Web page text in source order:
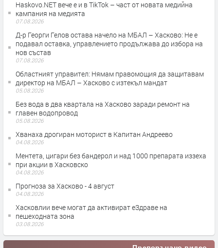
Haskovo.NET вече е и в TikTok – част от новата медийна
кампания на медията
07.08.2026
Д-р Георги Гелов остава начело на МБАЛ – Хасково: Не е
подавал оставка, управлението продължава до избора на
нов състав
07.08.2026
Областният управител: Нямам правомощия да защитавам
директор на МБАЛ – Хасково с изтекъл мандат
05.08.2026
Без вода в два квартала на Хасково заради ремонт на
главен водопровод
05.08.2026
Хванаха дрогиран моторист в Капитан Андреево
04.08.2026
Ментета, цигари без бандерол и над 1000 препарата иззеха
при акции в Хасковско
04.08.2026
Прогноза за Хасково - 4 август
04.08.2026
Хасковлии вече могат да активират еЗдраве на
пешеходната зона
03.08.2026